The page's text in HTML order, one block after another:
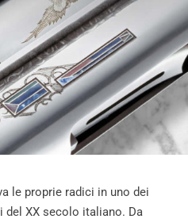
le proprie radici in uno dei
XX secolo italiano. Da